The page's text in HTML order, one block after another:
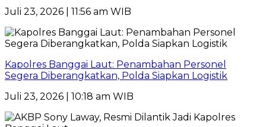
Juli 23, 2026 | 11:56 am WIB
Kapolres Banggai Laut: Penambahan Personel
Segera Diberangkatkan, Polda Siapkan Logistik
Juli 23, 2026 | 10:18 am WIB